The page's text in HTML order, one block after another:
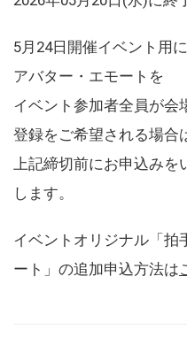
5月24日開催イベント用
アバター・エモートを
イベント参加者全員が会
登録をご希望される場合
上記締切前にお申込み
します。
イベントオリジナル「拍
ート」の追加申込方法は